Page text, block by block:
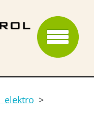
elektro >